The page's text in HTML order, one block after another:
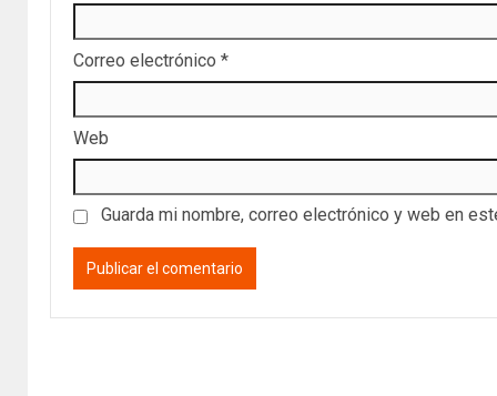
Correo electrónico *
Web
Guarda mi nombre, correo electrónico y web en